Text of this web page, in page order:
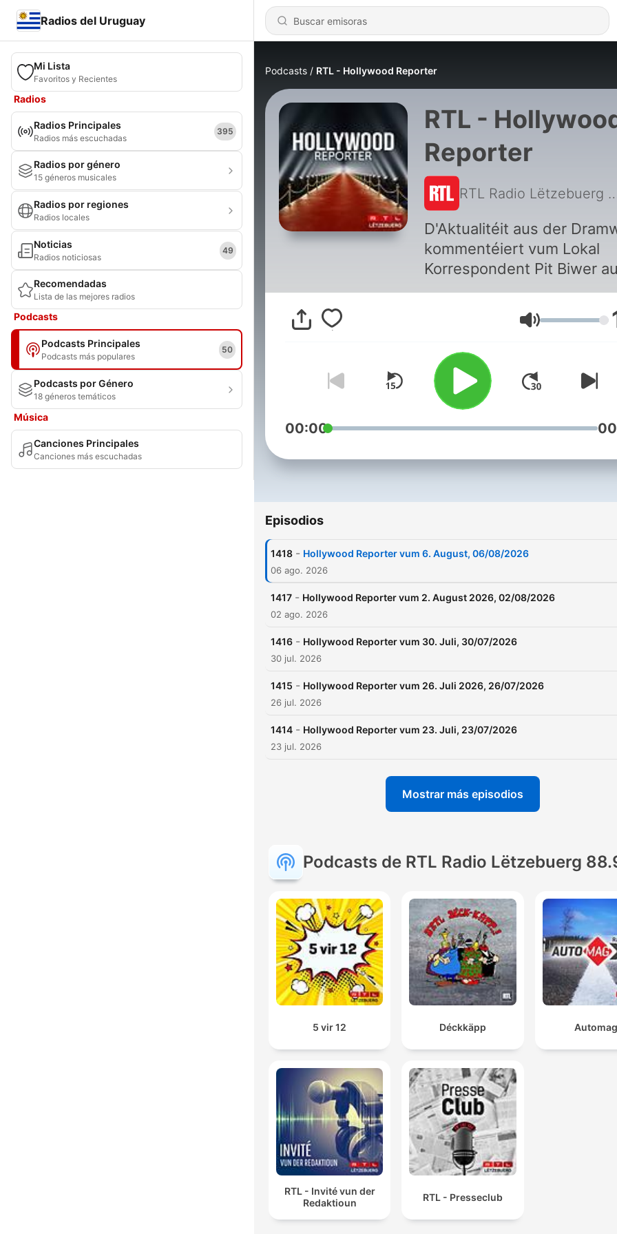
Radios del Uruguay
Mi Lista
Favoritos y Recientes
Radios
Radios Principales
Radios más escuchadas
395
Radios por género
15 géneros musicales
Radios por regiones
Radios locales
Noticias
Radios noticiosas
49
Recomendadas
Lista de las mejores radios
Podcasts
Podcasts Principales
Podcasts más populares
50
Podcasts por Género
18 géneros temáticos
Música
Canciones Principales
Canciones más escuchadas
Podcasts RTL - Hollywood Reporter
RTL -
Reporter
RTL Radio Lëtzebuerg |
D'Aktualitéit aus der
kommentéiert vum Lokal
Korrespondent Pit Biwer
Los Angeles
Volumen
00:00
Episodios
1418 - Hollywood Reporter vum 6. August, 06/08/2026
06 ago. 2026
1417 - Hollywood Reporter vum 2. August 2026, 02/08/2026
02 ago. 2026
1416 - Hollywood Reporter vum 30. Juli, 30/07/2026
30 jul. 2026
1415 - Hollywood Reporter vum 26. Juli 2026, 26/07/2026
26 jul. 2026
1414 - Hollywood Reporter vum 23. Juli, 23/07/2026
23 jul. 2026
Mostrar más episodios
Podcasts de RTL Radio Lëtzebuerg
5 vir 12 Déckkäpp Automag
RTL - Invité vun der
Redaktioun
RTL - Presseclub